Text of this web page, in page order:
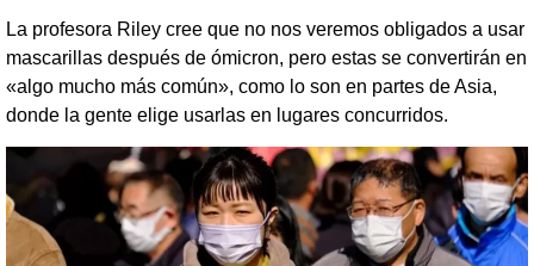
La profesora Riley cree que no nos veremos obligados a usar
mascarillas después de ómicron, pero estas se convertirán en
«algo mucho más común», como lo son en partes de Asia,
donde la gente elige usarlas en lugares concurridos.